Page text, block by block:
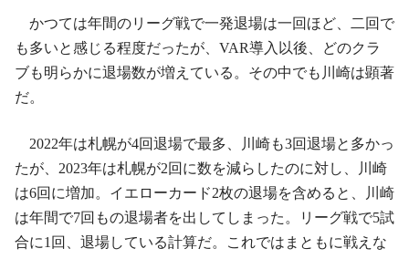
かつては年間のリーグ戦で一発退場は一回ほど、二回で
も多いと感じる程度だったが、VAR導入以後、どのクラ
ブも明らかに退場数が増えている。その中でも川崎は顕著
だ。
2022年は札幌が4回退場で最多、川崎も3回退場と多かっ
たが、2023年は札幌が2回に数を減らしたのに対し、川崎
は6回に増加。イエローカード2枚の退場を含めると、川崎
は年間で7回もの退場者を出してしまった。リーグ戦で5試
合に1回、退場している計算だ。これではまともに戦えな